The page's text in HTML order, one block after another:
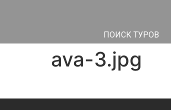
ПОИСК ТУРОВ
ava-3.jpg